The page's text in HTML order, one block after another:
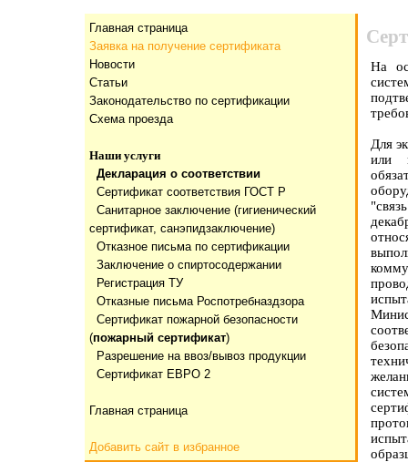
Главная страница
Заявка на получение сертификата
Новости
Статьи
Законодательство по сертификации
Схема проезда
Наши услуги
Декларация о соответствии
Сертификат соответствия ГОСТ Р
Санитарное заключение (гигиенический
сертификат, санэпидзаключение)
Отказнoе письма по сертификации
Заключение о спиртосодержании
Регистрация ТУ
Отказные письма Роспотребназдзора
Сертификат пожарной безопасности
(пожарный сертификат)
Разрешение на ввоз/вывоз продукции
Сертификат ЕВРО 2
Главная страница
Добавить сайт в избранное
На
Для
или